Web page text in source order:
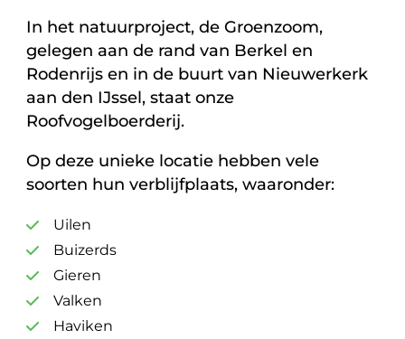
In het natuurproject, de Groenzoom,
gelegen aan de rand van Berkel en
Rodenrijs en in de buurt van Nieuwerkerk
aan den IJssel, staat onze
Roofvogelboerderij.
Op deze unieke locatie hebben vele
soorten hun verblijfplaats, waaronder:
Uilen
Buizerds
Gieren
Valken
Haviken